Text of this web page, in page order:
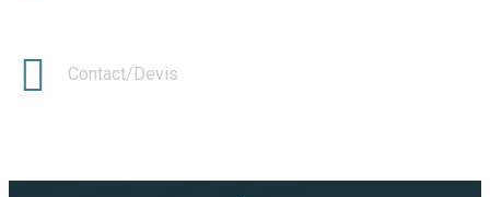
Contact/Devis